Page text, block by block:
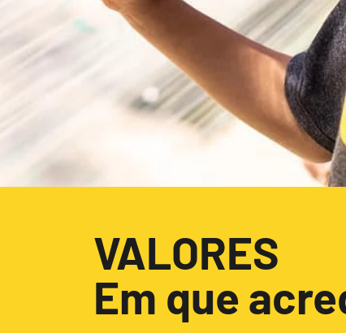
VALORES
Em que